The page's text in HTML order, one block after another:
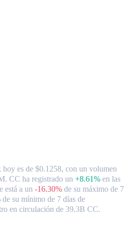
es de $0.1258, con un volumen
CC ha registrado un +8.61% en las
está a un -16.30% de su máximo de 7
de su mínimo de 7 días de
en circulación de 39.3B CC.